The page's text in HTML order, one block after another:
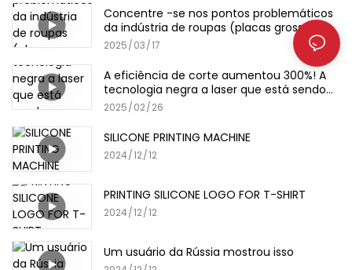
Concentre -se nos pontos problemáticos
da indústria de roupas (placas grossas,
filmes de letras)
2025 03 17
A eficiência de corte aumentou 300%! A
tecnologia negra a laser que está sendo
comprada pelos chefes das fábricas de
vestuário
2025 02 26
SILICONE PRINTING MACHINE
2024 12 12
PRINTING SILICONE LOGO FOR T-SHIRT
2024 12 12
Um usuário da Rússia mostrou isso